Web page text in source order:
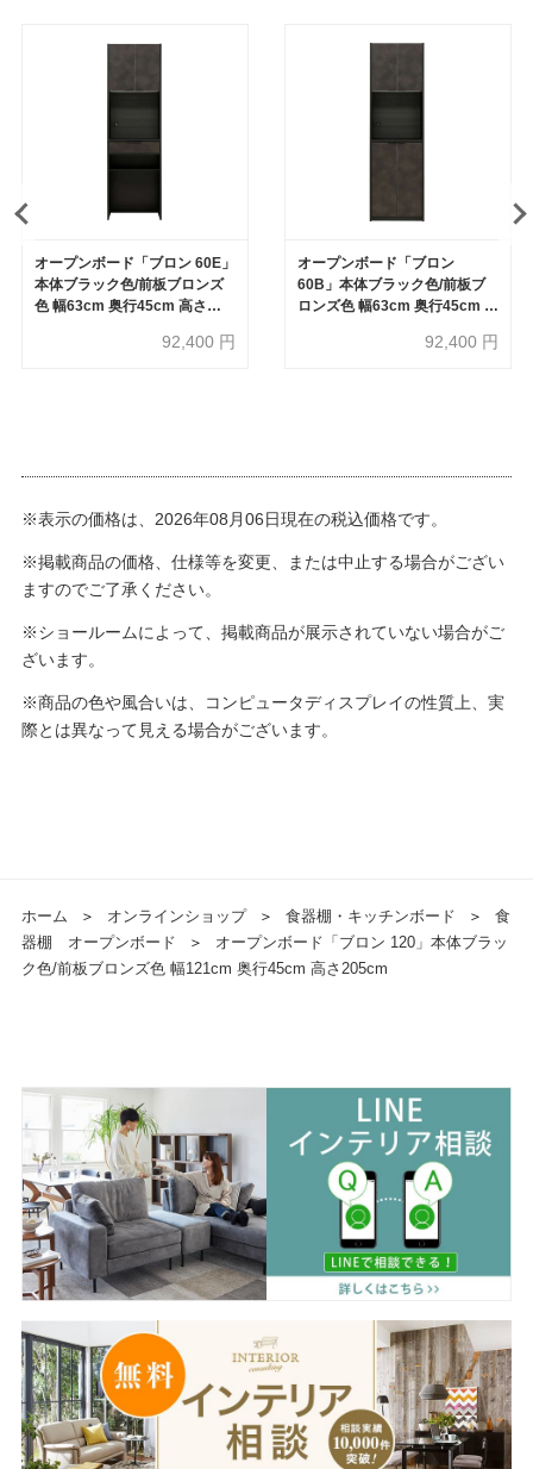
オープンボード「ブロン 60E」
本体ブラック色/前板ブロンズ
色 幅63cm 奥行45cm 高さ
92,400 円
オープンボード「ブロン
60B」本体ブラック色/前板ブ
ロンズ色 幅63cm 奥行45cm 高
92,400 円
※表示の価格は、2026年08月06日現在の税込価格です。
※掲載商品の価格、仕様等を変更、または中止する場合がござい
ますのでご了承ください。
※ショールームによって、掲載商品が展示されていない場合がご
ざいます。
※商品の色や風合いは、コンピュータディスプレイの性質上、実
際とは異なって見える場合がございます。
ホーム ＞ オンラインショップ ＞ 食器棚・キッチンボード ＞
食
器棚 オープンボード
＞
オープンボード「ブロン 120」本体ブラッ
ク色/前板ブロンズ色 幅121cm 奥行45cm 高さ205cm